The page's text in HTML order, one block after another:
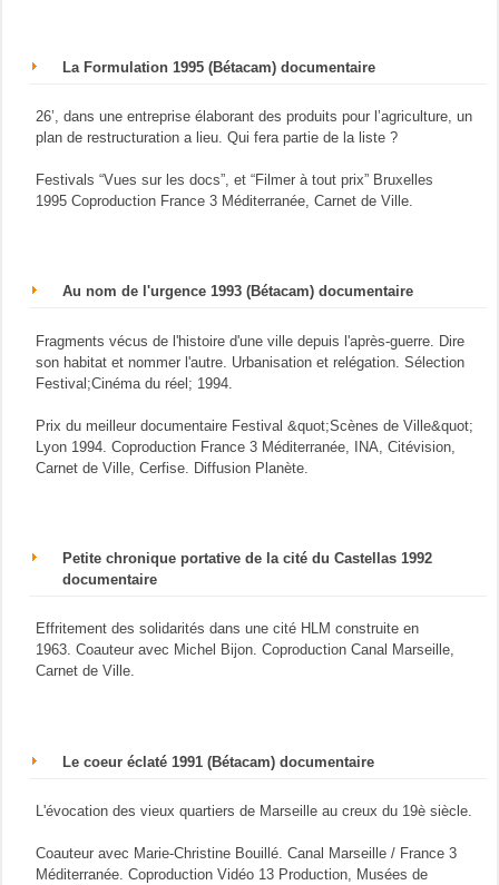
La Formulation 1995 (Bétacam) documentaire
26’, dans une entreprise élaborant des produits pour l’agriculture, un
plan de restructuration a lieu. Qui fera partie de la liste ?
Festivals “Vues sur les docs”, et “Filmer à tout prix” Bruxelles
1995 Coproduction France 3 Méditerranée, Carnet de Ville.
Au nom de l'urgence 1993 (Bétacam) documentaire
Fragments vécus de l'histoire d'une ville depuis l'après-guerre. Dire
son habitat et nommer l'autre. Urbanisation et relégation. Sélection
Festival;Cinéma du réel; 1994.
Prix du meilleur documentaire Festival &quot;Scènes de Ville&quot;
Lyon 1994. Coproduction France 3 Méditerranée, INA, Citévision,
Carnet de Ville, Cerfise. Diffusion Planète.
Petite chronique portative de la cité du Castellas 1992
documentaire
Effritement des solidarités dans une cité HLM construite en
1963. Coauteur avec Michel Bijon. Coproduction Canal Marseille,
Carnet de Ville.
Le coeur éclaté 1991 (Bétacam) documentaire
L'évocation des vieux quartiers de Marseille au creux du 19è siècle.
Coauteur avec Marie-Christine Bouillé. Canal Marseille / France 3
Méditerranée. Coproduction Vidéo 13 Production, Musées de